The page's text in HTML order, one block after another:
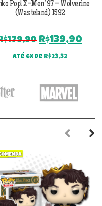
Pop! X-Men ’97 – Wolverine
(Wasteland) 1592
179,90 O
preço
original
R$179,90.
R$139,90O
Até 6x de R$23,32